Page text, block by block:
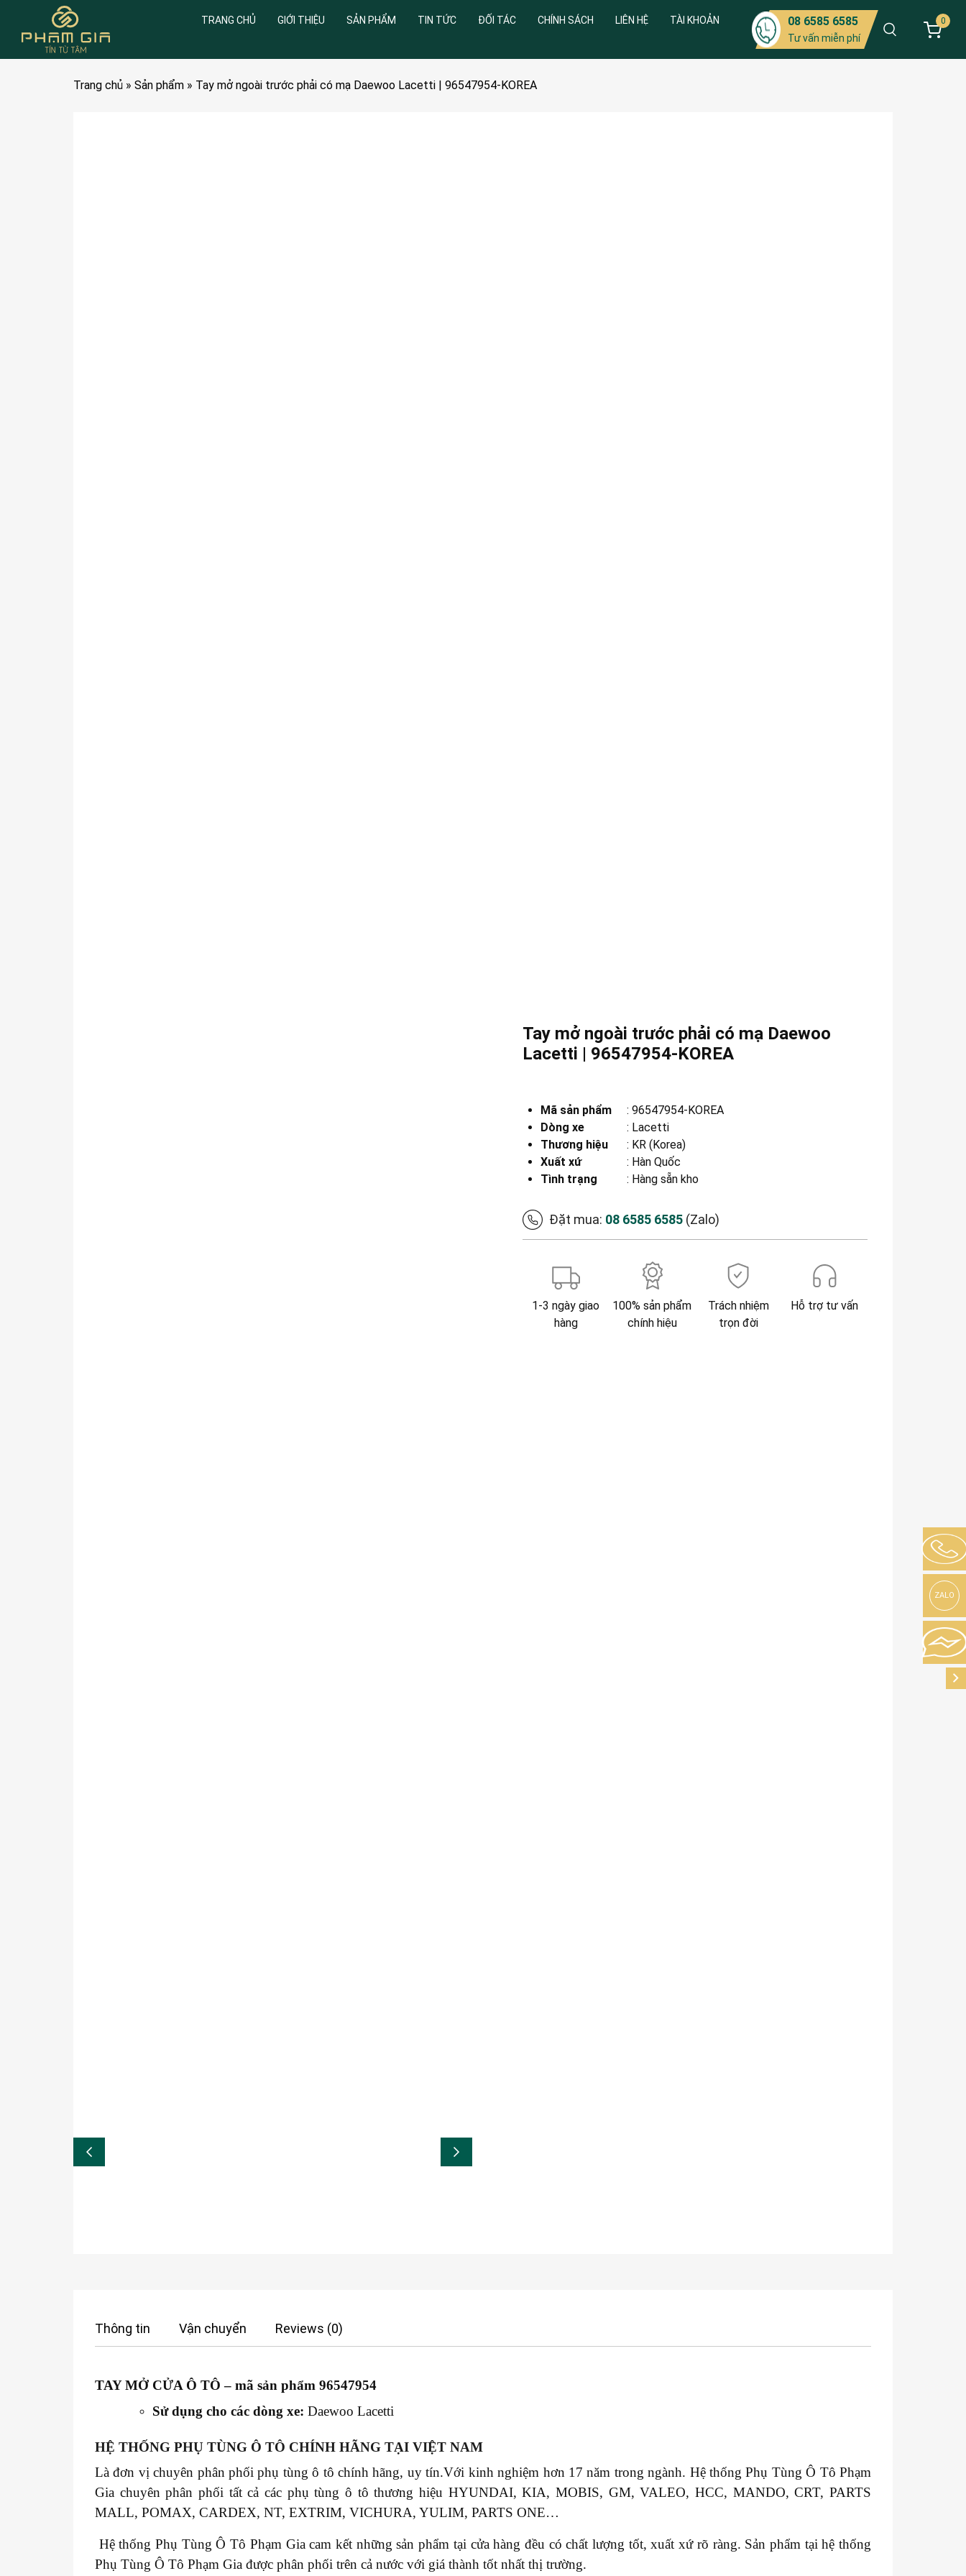
TRANG CHỦ GIỚI THIỆU SẢN PHẨM TIN TỨC ĐỐI TÁC CHÍNH SÁCH LIÊN HỆ TÀI KHOẢN 08 6585 6585
Tư vấn miễn phí
0
Trang chủ » Sản phẩm » Tay mở ngoài trước phải có mạ Daewoo Lacetti | 96547954-KOREA
Tay mở ngoài trước phải có mạ Daewoo
Lacetti | 96547954-KOREA
Mã sản phẩm : 96547954-KOREA
Dòng xe
: Lacetti
Thương hiệu
: KR (Korea)
Xuất xứ
: Hàn Quốc
Tình trạng
: Hàng sẵn kho
Đặt mua: 08 6585 6585 (Zalo)
1-3 ngày giao
hàng
100% sản phẩm
chính hiệu
Trách nhiệm
trọn đời
Hỗ trợ tư vấn
Thông tin Vận chuyển Reviews (0)
TAY MỞ CỬA Ô TÔ– mã sản phẩm 96547954
Sử dụng cho các dòng xe: Daewoo Lacetti
HỆ THỐNG PHỤ TÙNG Ô TÔ CHÍNH HÃNG TẠI VIỆT NAM
Là đơn vị chuyên phân phối phụ tùng ô tô chính hãng, uy tín.Với kinh nghiệm hơn 17 năm trong ngành. Hệ thống Phụ Tùng Ô Tô Phạm
Gia chuyên phân phối tất cả các phụ tùng ô tô thương hiệu HYUNDAI, KIA, MOBIS, GM, VALEO, HCC, MANDO, CRT, PARTS
MALL, POMAX, CARDEX, NT, EXTRIM, VICHURA, YULIM, PARTS ONE…
Hệ thống Phụ Tùng Ô Tô Phạm Gia cam kết những sản phẩm tại cửa hàng đều có chất lượng tốt, xuất xứ rõ ràng. Sản phẩm tại hệ thống
Phụ Tùng Ô Tô Phạm Gia được phân phối trên cả nước với giá thành tốt nhất thị trường.
ZALO